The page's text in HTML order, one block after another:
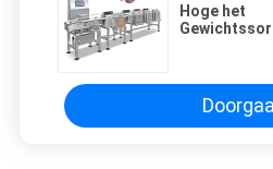
Hoge het
Sorterende